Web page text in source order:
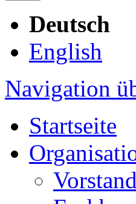
Deutsch
English
Navigation
Startseite
Vorstand